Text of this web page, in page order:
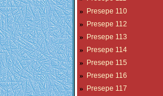
» Presepe 110
» Presepe 112
» Presepe 113
» Presepe 114
» Presepe 115
» Presepe 116
» Presepe 117